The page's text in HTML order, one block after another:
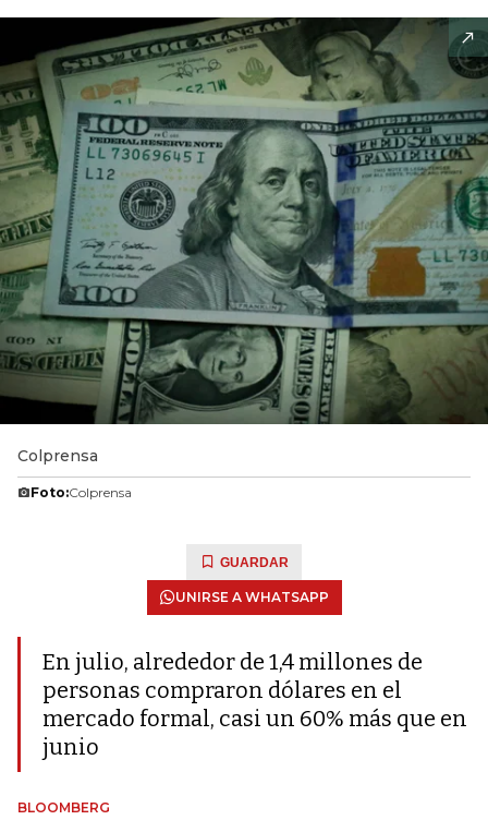
Colprensa
Foto:Colprensa
GUARDAR
UNIRSE A WHATSAPP
En julio, alrededor de 1,4 millones de
personas compraron dólares en el
mercado formal, casi un 60% más que en
junio
BLOOMBERG